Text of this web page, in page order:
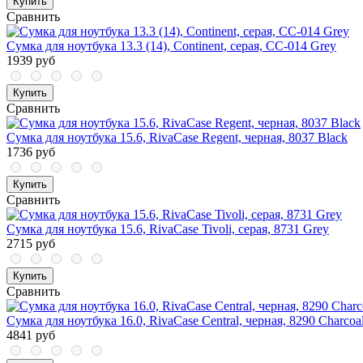
Сравнить
Сумка для ноутбука 13.3 (14), Continent, серая, CC-014 Grey
1939 руб
Купить
Сравнить
Сумка для ноутбука 15.6, RivaCase Regent, черная, 8037 Black
1736 руб
Купить
Сравнить
Сумка для ноутбука 15.6, RivaCase Tivoli, серая, 8731 Grey
2715 руб
Купить
Сравнить
Сумка для ноутбука 16.0, RivaCase Central, черная, 8290
4841 руб